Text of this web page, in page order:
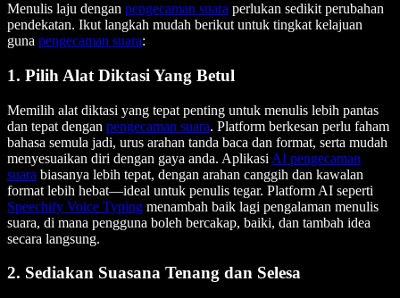
Menulis laju dengan pengecaman suara perlukan sedikit perubahan
pendekatan. Ikut langkah mudah berikut untuk tingkat kelajuan
guna pengecaman suara:
1. Pilih Alat Diktasi Yang Betul
Memilih alat diktasi yang tepat penting untuk menulis lebih pantas
dan tepat dengan pengecaman suara. Platform berkesan perlu faham
bahasa semula jadi, urus arahan tanda baca dan format, serta mudah
menyesuaikan diri dengan gaya anda. Aplikasi AI pengecaman
suara biasanya lebih tepat, dengan arahan canggih dan kawalan
format lebih hebat—ideal untuk penulis tegar. Platform AI seperti
Speechify Voice Typing menambah baik lagi pengalaman menulis
suara, di mana pengguna boleh bercakap, baiki, dan tambah idea
secara langsung.
2. Sediakan Suasana Tenang dan Selesa